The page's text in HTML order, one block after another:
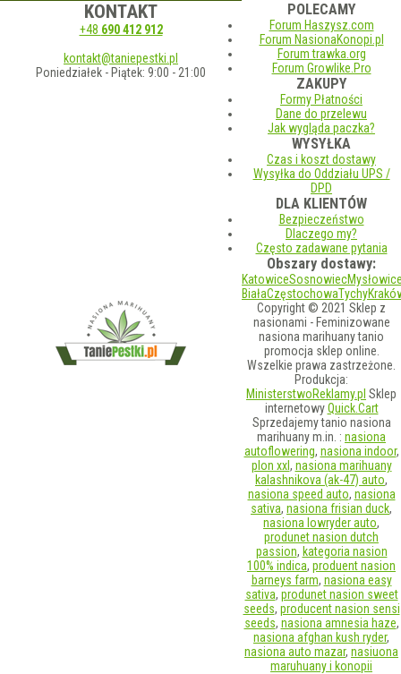
KONTAKT
+48 690 412 912
kontakt@taniepestki.pl
Poniedziałek - Piątek: 9:00 - 21:00
POLECAMY
Forum Haszysz.com
Forum NasionaKonopi.pl
Forum trawka.org
Forum Growlike.Pro
ZAKUPY
Formy Płatności
Dane do przelewu
Jak wygląda paczka?
WYSYŁKA
Czas i koszt dostawy
Wysyłka do Oddziału UPS /
DPD
DLA KLIENTÓW
Bezpieczeństwo
Dlaczego my?
Często zadawane pytania
Obszary dostawy:
KatowiceSosnowiec
BiałaCzęstochowaTychy
Copyright © 2021 Sklep z
nasionami - Feminizowane
nasiona marihuany tanio
promocja sklep online.
Wszelkie prawa zastrzeżone.
Produkcja:
MinisterstwoReklamy.pl Sklep
internetowyQuick.Cart
Sprzedajemy tanio nasiona
marihuany m.in. : nasiona
autoflowering, nasiona indoor,
plon xxl, nasiona marihuany
kalashnikova (ak-47) auto,
nasiona speed auto, nasiona
sativa, nasiona frisian duck,
nasiona lowryder auto,
produnet nasion dutch
passion, kategoria nasion
100% indica, produent nasion
barneys farm, nasiona easy
sativa, produnet nasion sweet
seeds, producent nasion sensi
seeds, nasiona amnesia haze,
nasiona afghan kush ryder,
nasiona auto mazar, nasiuona
maruhuany i konopii